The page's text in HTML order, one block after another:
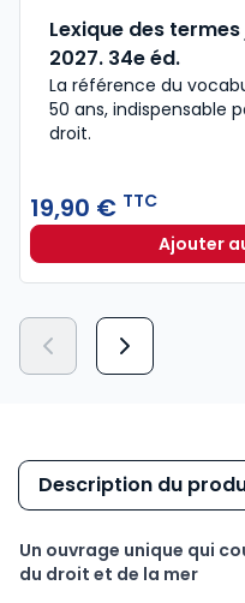
Lexique des
2027. 34e éd.
La référence du
50 ans, indispensable
droit.​
19,90 € TTC
Ajouter
Description du
Un ouvrage unique qui
du droit et de la mer